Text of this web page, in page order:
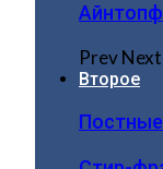
Айнтопф
PrevNext
Второе